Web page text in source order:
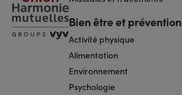
Bien être et prévention
Activité physique
Alimentation
Environnement
Psychologie